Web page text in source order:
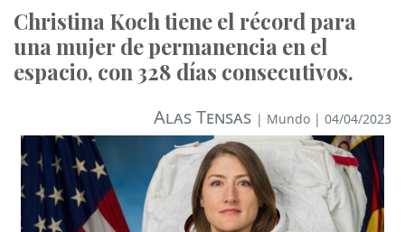
Christina Koch tiene el récord para
una mujer de permanencia en el
espacio, con 328 días consecutivos.
Alas Tensas | Mundo | 04/04/2023